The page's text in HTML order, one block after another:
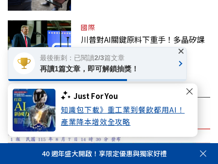
Just For You
知識包下載》重工業到餐飲都用AI！
產業降本增效全攻略
國際
川普對AI關鍵原料下重手！多晶矽課
徵15％關稅，台灣也適用
看此文章的人也看了..
40 週年盛大開啟！享限定優惠與獨家好禮
最後衝刺：已閱讀2/3篇文章
再讀1篇文章，即可解鎖抽獎！
×